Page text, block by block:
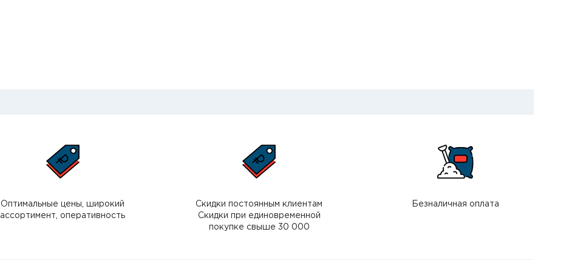
Оптимальные цены, широкий
ассортимент, оперативность
Скидки постоянным клиентам
Скидки при единовременной
покупке свыше 30 000
Безналичная оплата